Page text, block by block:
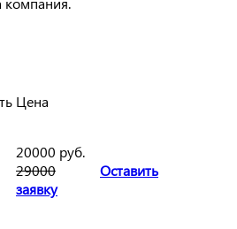
Цена
20000 руб.
29000
Оставить
заявку